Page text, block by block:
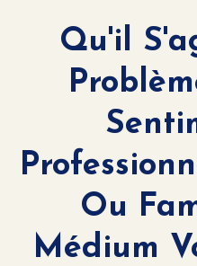
Qu'il
Ou
Médium